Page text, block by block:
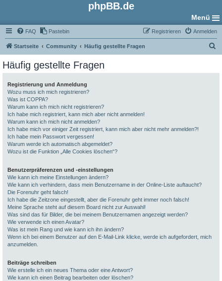
phpBB.de
Menü
FAQ Pastebin Anmelden
Registrieren
Startseite Community Häufig gestellte Fragen
Häufig gestellte Fragen
Registrierung und Anmeldung
Wozu muss ich mich registrieren?
Was ist COPPA?
Warum kann ich mich nicht registrieren?
Ich habe mich registriert, kann mich aber nicht anmelden!
Warum kann ich mich nicht anmelden?
Ich habe mich vor einiger Zeit registriert, kann mich aber nicht mehr anmelden?!
Ich habe mein Passwort vergessen!
Warum werde ich automatisch abgemeldet?
Wozu ist die Funktion „Alle Cookies löschen“?
Benutzerpräferenzen und -einstellungen
Wie kann ich meine Einstellungen ändern?
Wie kann ich verhindern, dass mein Benutzername in der Online-Liste auftaucht?
Die Forenuhr geht falsch!
Ich habe die Zeitzone eingestellt, aber die Forenuhr geht immer noch falsch!
Meine Sprache steht auf diesem Board nicht zur Auswahl!
Was sind das für Bilder, die bei meinem Benutzernamen angezeigt werden?
Wie verwende ich einen Avatar?
Was ist mein Rang und wie kann ich ihn ändern?
Wenn ich bei einem Benutzer auf den E-Mail-Link klicke, werde ich aufgefordert, mich
anzumelden.
Beiträge schreiben
Wie erstelle ich ein neues Thema oder eine Antwort?
Wie kann ich einen Beitrag bearbeiten oder löschen?